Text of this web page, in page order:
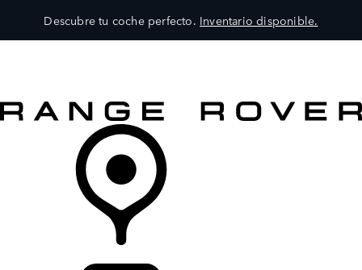
Descubre tu coche perfecto. Inventario disponible.